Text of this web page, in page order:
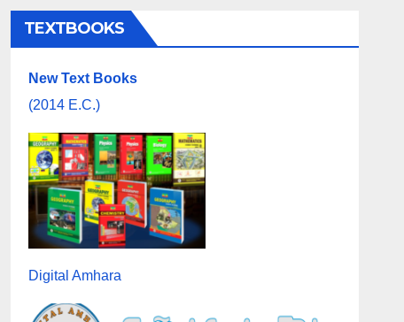
TEXTBOOKS
New Text Books
(2014 E.C.)
Digital Amhara